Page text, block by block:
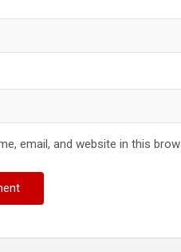
email, and website in this